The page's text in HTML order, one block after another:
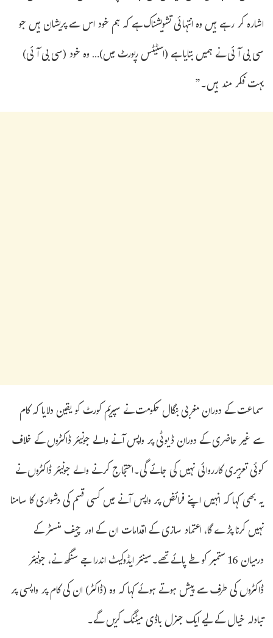
اشارہ کر رہے ہیں وہ انتہائی تشویشناک ہے کہ ہم خود اس سے پریشان ہیں جو
سی بی آئی نے ہمیں بتایا ہے (اسٹیٹس رپورٹ میں)… وہ خود (سی بی آئی)
بہت فکر مند ہیں۔”
سماعت کے دوران مغربی بنگال حکومت نے سپریم کورٹ کو یقین دلایا کہ کام
سے غیر حاضری کے دوران ڈیوٹی پر واپس آنے والے جونیئر ڈاکٹروں کے خلاف
کوئی تعزیری کارروائی نہیں کی جائے گی۔احتجاج کرنے والے جونیئر ڈاکٹروں نے
یہ بھی کہا کہ انہیں اپنے فرائض پر واپس آنے میں کسی قسم کی دشواری کا سامنا
نہیں کرنا پڑے گا، اعتماد سازی کے اقدامات ان کے اور چیف منسٹر کے
درمیان 16 ستمبر کو طے پائے تھے۔سینئر ایڈوکیٹ اندرا جے سنگھ نے، جونیئر
ڈاکٹروں کی طرف سے پیش ہوتے ہوئے کہا کہ وہ (ڈاکٹر) ان کی کام پر واپسی پر
تبادلہ خیال کے لیے ایک جنرل باڈی میٹنگ کریں گے۔